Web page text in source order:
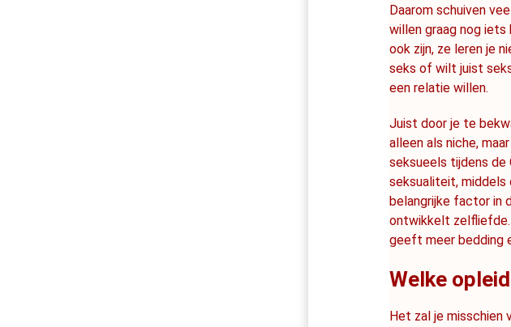
Daarom schuiven
willen graag nog iets
ook zijn, ze leren je
seks of wilt juist
een relatie willen.
Juist door je te
alleen als niche,
seksueels tijdens de
seksualiteit, middels
belangrijke factor in
ontwikkelt zelfliefde.
geeft meer bedding
Welke
Het zal je misschien